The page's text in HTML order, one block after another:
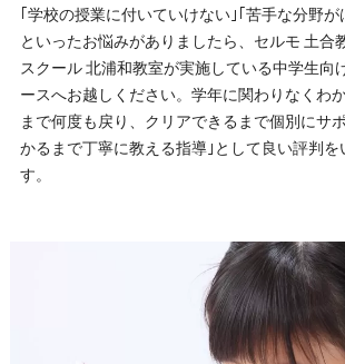
｢学校の授業に付いていけない｣｢苦手な分野
といったお悩みがありましたら、セルモ 土合
スクール 北浦和教室が実施している中学生向
ースへお越しください。学年に関わりなくわ
まで何度も戻り、クリアできるまで個別にサ
かるまで丁寧に教える指導｣として良い評判を
す。